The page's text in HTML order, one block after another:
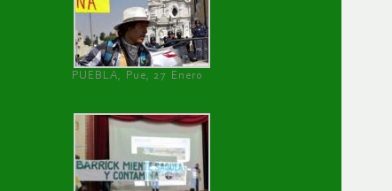
PUEBLA, Pue, 27 Enero